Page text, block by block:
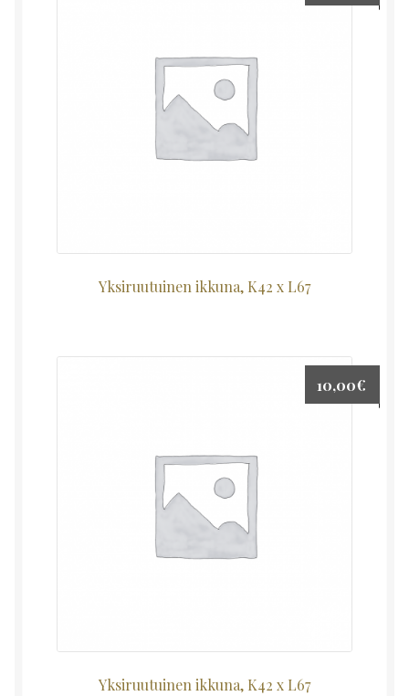
Yksiruutuinen ikkuna, K42 x L67
Yksiruutuinen ikkuna, K42 x L67
10,00€